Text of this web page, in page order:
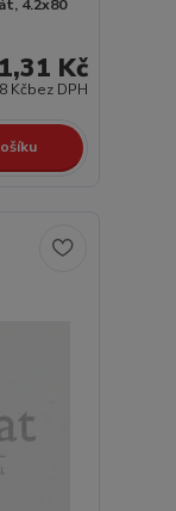
4.2x80
1,31 Kč
Kčbez DPH